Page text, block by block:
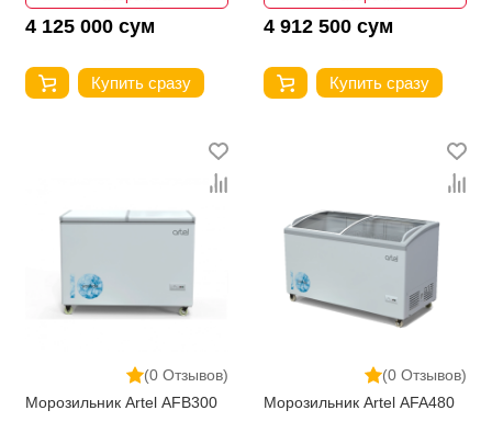
4 125 000 сум
Купить сразу
4 912 500 сум
Купить сразу
(0 Отзывов)
Морозильник Artel AFB300
(0 Отзывов)
Морозильник Artel AFA480